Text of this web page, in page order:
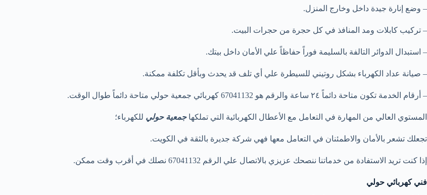
– وضع إنارة جيدة داخل وخارج المنزل.
– تركيب كابلات ومد المنافذ في كل حجرة من حجرات البيت.
– استبدال الدوائر التالفة بالسليمة فوراً حفاظاً علي الأمان داخل بيتك.
– صيانة عداد الكهرباء بشكل روتيني للسيطرة علي أي تلف قد يحدث وبأقل تكلفة ممكنة.
– أرقام الخدمة تكون متاحة دائماً ٢٤ ساعة والرقم هو 67041132 كهربائي جمعية حولي متاحة دائماً طوال الوقت.
المستوي العالي من المهارة في التعامل مع الأعطال الكهربائية التي تملكهاجمعية حولي للكهرباء؛
تجعلك تشعر بالأمان والاطمئنان في التعامل معها فهي شركة جديرة بالثقة في الكويت.
إذا كنت تريد الاستفادة من خدماتنا ننصحك عزيزي بالاتصال علي الرقم 67041132 نصلك في أقرب وقت ممكن.
فني كهربائي حولي